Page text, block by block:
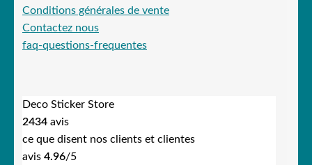
Conditions générales de vente
Contactez nous
faq-questions-frequentes
Deco Sticker Store
2434 avis
ce que disent nos clients et clientes
avis 4.96/5